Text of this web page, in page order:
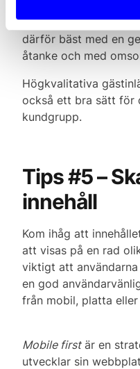
påträngande och
emot sitt syfte. Bra
därför bäst med en
åtanke och med
Högkvalitativa
också ett bra sätt för
kundgrupp.
Tips #5 –
innehåll
‍Kom ihåg att
att visas på en rad
viktigt att
en god
från mobil, platta
Mobile firstär en
utvecklar sin